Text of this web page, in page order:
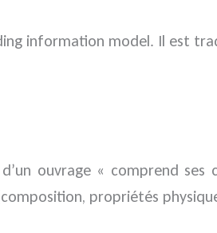
information model. Il est
ouvrage « comprend ses
propriétés